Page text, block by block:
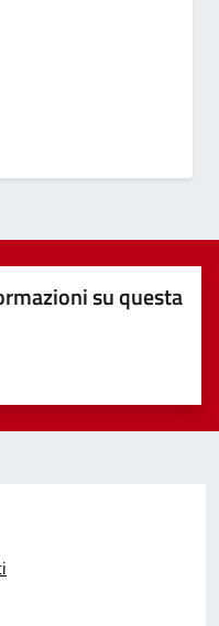
su questa
5